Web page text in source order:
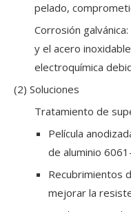
pelado,
Corrosión
y el acero
electroquímica
(2) Soluciones
Tratamiento de
Película
de aluminio
Recubrimientos
mejorar la